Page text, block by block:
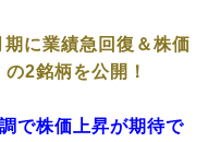
に業績急回復＆株価
2銘柄を公開！
で株価上昇が期待で